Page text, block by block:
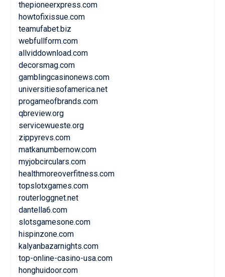
thepioneerxpress.com
howtofixissue.com
teamufabet.biz
webfullform.com
allviddownload.com
decorsmag.com
gamblingcasinonews.com
universitiesofamerica.net
progameofbrands.com
qbreview.org
servicewueste.org
zippyrevs.com
matkanumbernow.com
myjobcirculars.com
healthmoreoverfitness.com
topslotxgames.com
routerloggnet.net
dantella6.com
slotsgamesone.com
hispinzone.com
kalyanbazarnights.com
top-online-casino-usa.com
honghuidoor.com